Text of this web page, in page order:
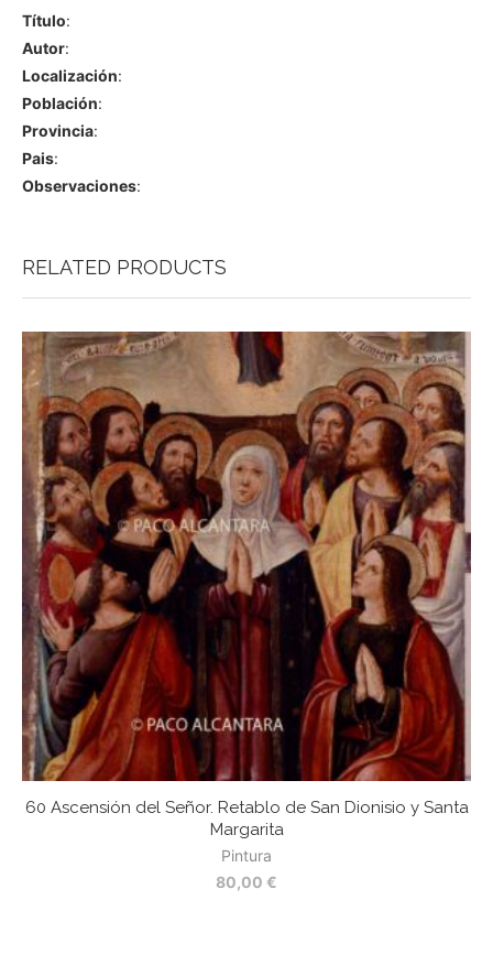
Título:
Autor:
Localización:
Población:
Provincia:
Pais:
Observaciones:
RELATED PRODUCTS
60 Ascensión del Señor. Retablo de San Dionisio y Santa
Margarita
Pintura
80,00 €